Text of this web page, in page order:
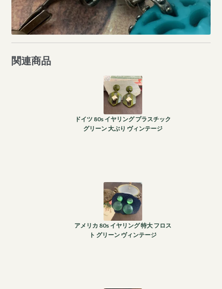
関連商品
ドイツ 80s イヤリング プラスチック
グリーン 大ぶり ヴィンテージ
アメリカ 80s イヤリング 特大 フロス
ト グリーン ヴィンテージ